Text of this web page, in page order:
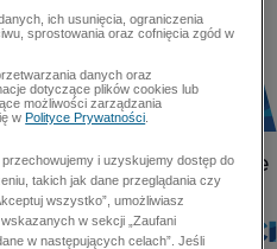
ich usunięcia, ograniczenia
sprostowania oraz cofnięcia zgód w
danych oraz
dotyczące plików cookies lub
możliwości zarządzania
wPolityce Prywatności
przechowujemy i uzyskujemy dostęp do
takich jak dane przeglądania czy
wszystko”, umożliwiasz
w sekcji „Zaufani
w następujących celach”. Jeśli